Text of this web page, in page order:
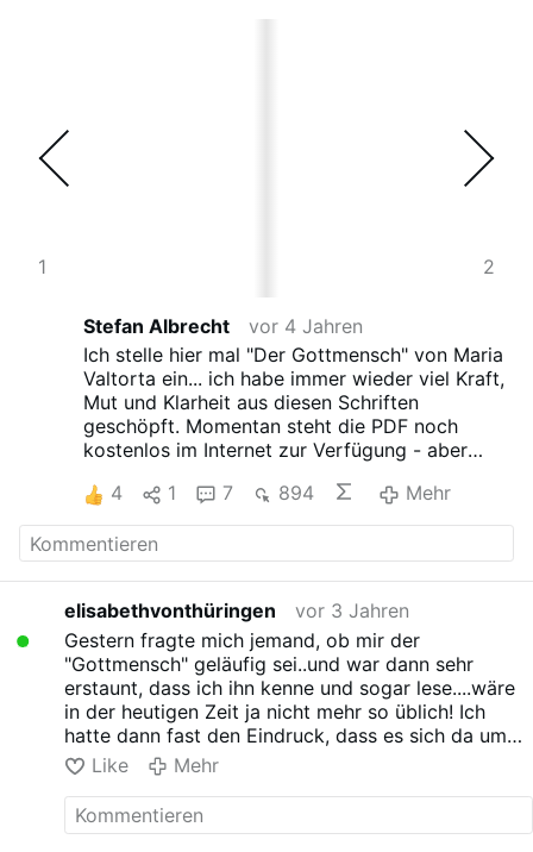
3 4
1 2
Stefan Albrecht
vor 4 Jahren
Ich stelle hier mal "Der Gottmensch" von Maria
Valtorta ein... ich habe immer wieder viel Kraft,
Mut und Klarheit aus diesen Schriften
geschöpft. Momentan steht die PDF noch
kostenlos im Internet zur Verfügung - aber
Einfach mal reinschnuppern
4 1 7 894 Mehr
elisabethvonthüringen
vor 3 Jahren
Gestern fragte mich jemand, ob mir der
"Gottmensch" geläufig sei..und war dann sehr
erstaunt, dass ich ihn kenne und sogar lese....wäre
in der heutigen Zeit ja nicht mehr so üblich! Ich
hatte dann fast den Eindruck, dass es sich da um
was Verbotenes handelte, das man nur unter der
Bettdecke lesen dürfe....
Like Mehr